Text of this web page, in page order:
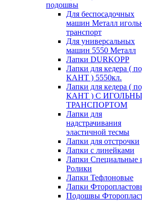
подошвы
Для беспосадочных
машин Металл
транспорт
Для универсальных
машин 5550 Металл
Лапки DURKOPP
Лапки для кедера (
КАНТ ) 5550кл.
Лапки для кедера (
КАНТ ) С
ТРАНСПОРТОМ
Лапки для
надстрачивания
эластичной тесмы
Лапки для отстрочки
Лапки с линейками
Лапки Специальные
Ролики
Лапки Тефлоновые
Лапки
Подошвы